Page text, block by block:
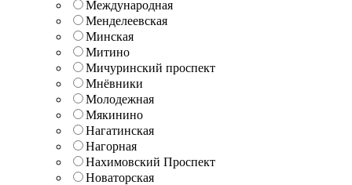
Международная
Менделеевская
Минская
Митино
Мичуринский проспект
Мнёвники
Молодежная
Мякинино
Нагатинская
Нагорная
Нахимовский Проспект
Новаторская